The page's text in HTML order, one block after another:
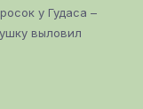
у Гудаса –
выловил